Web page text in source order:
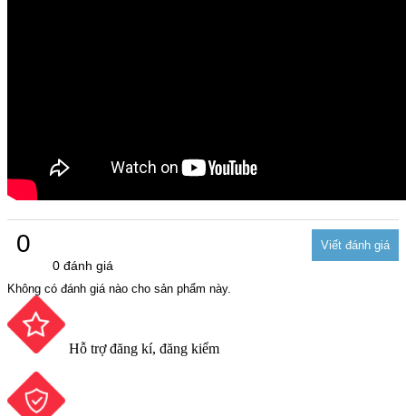
0
0 đánh giá
Không có đánh giá nào cho sản phẩm này.
Hỗ trợ đăng kí, đăng kiểm